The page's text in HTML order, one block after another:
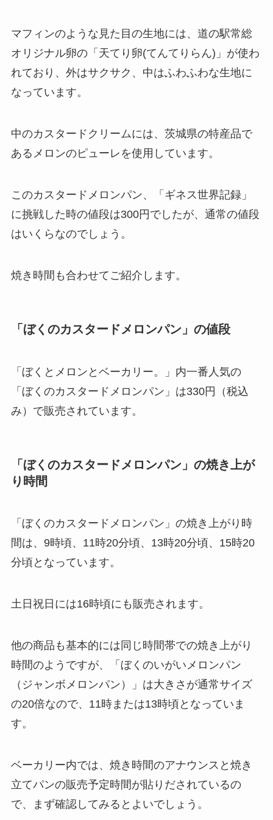
マフィンのような見た目の生地には、道の駅常総
オリジナル卵の「天てり卵(てんてりらん)」が使わ
れており、外はサクサク、中はふわふわな生地に
なっています。
中のカスタードクリームには、茨城県の特産品で
あるメロンのピューレを使用しています。
このカスタードメロンパン、「ギネス世界記録」
に挑戦した時の値段は300円でしたが、通常の値段
はいくらなのでしょう。
焼き時間も合わせてご紹介します。
「ぼくのカスタードメロンパン」の値段
「ぼくとメロンとベーカリー。」内一番人気の
「ぼくのカスタードメロンパン」は330円（税込
み）で販売されています。
「ぼくのカスタードメロンパン」の焼き上が
り時間
「ぼくのカスタードメロンパン」の焼き上がり時
間は、9時頃、11時20分頃、13時20分頃、15時20
分頃となっています。
土日祝日には16時頃にも販売されます。
他の商品も基本的には同じ時間帯での焼き上がり
時間のようですが、「ぼくのいがいメロンパン
（ジャンボメロンパン）」は大きさが通常サイズ
の20倍なので、11時または13時頃となっていま
す。
ベーカリー内では、焼き時間のアナウンスと焼き
立てパンの販売予定時間が貼りだされているの
で、まず確認してみるとよいでしょう。